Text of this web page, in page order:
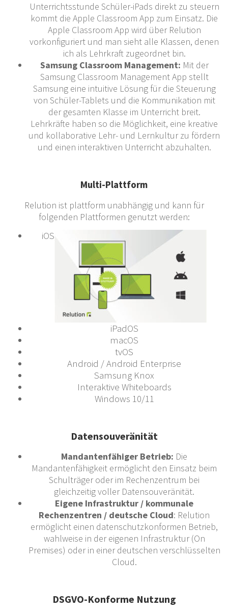
Unterrichtsstunde Schüler-iPads direkt zu steuern
kommt die Apple Classroom App zum Einsatz. Die
Apple Classroom App wird über Relution
vorkonfiguriert und man sieht alle Klassen, denen
ich als Lehrkraft zugeordnet bin.
Samsung Classroom Management: Mit der
Samsung Classroom Management App stellt
Samsung eine intuitive Lösung für die Steuerung
von Schüler-Tablets und die Kommunikation mit
der gesamten Klasse im Unterricht breit.
Lehrkräfte haben so die Möglichkeit, eine kreative
und kollaborative Lehr- und Lernkultur zu fördern
und einen interaktiven Unterricht abzuhalten.
Multi-Plattform
Relution ist plattform unabhängig und kann für
folgenden Plattformen genutzt werden:
iOS
iPadOS
macOS
tvOS
Android /Android Enterprise
Samsung Knox
Interaktive Whiteboards
Windows 10/11
Datensouveränität
Mandantenfähiger Betrieb: Die
Mandantenfähigkeit ermöglicht den Einsatz beim
Schulträger oder im Rechenzentrum bei
gleichzeitig voller Datensouveränität.
Eigene Infrastruktur / kommunale
Rechenzentren / deutsche Cloud: Relution
ermöglicht einen datenschutzkonformen Betrieb,
wahlweise in der eigenen Infrastruktur (On
Premises) oder in einer deutschen verschlüsselten
Cloud.
DSGVO-Konforme Nutzung